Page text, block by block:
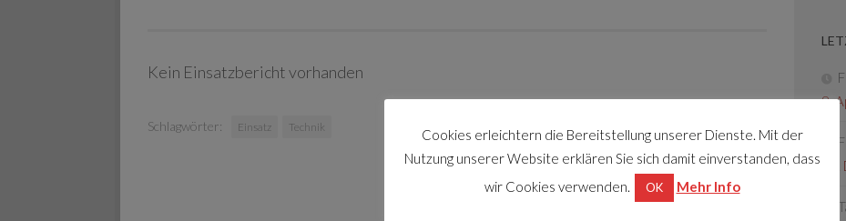
Kein Einsatzbericht vorhanden
Schlagwörter: Einsatz Technik
8.
Cookies erleichtern die Bereitstellung unserer Dienste. Mit der
Nutzung unserer Website erklären Sie sich damit einverstanden, dass
wir Cookies verwenden.
OK Mehr Info